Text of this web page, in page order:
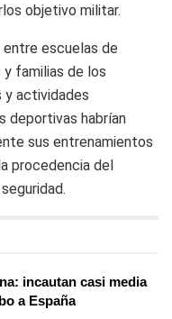
objetivo militar.
entre escuelas de
familias de los
y actividades
deportivas habrían
sus entrenamientos
procedencia del
incautan casi media
a España